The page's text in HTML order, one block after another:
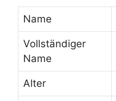
Name
Vollständiger
Name
Alter